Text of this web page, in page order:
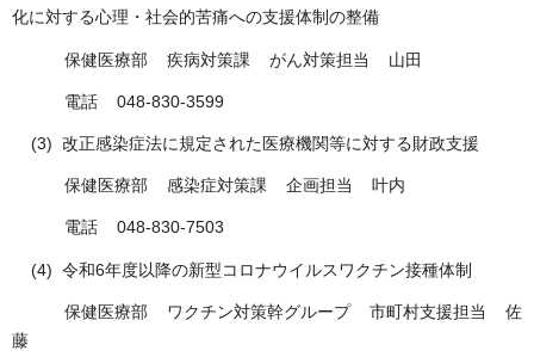
化に対する心理・社会的苦痛への支援体制の整備
保健医療部 疾病対策課 がん対策担当 山田
電話 048-830-3599
(3) 改正感染症法に規定された医療機関等に対する財政支援
保健医療部 感染症対策課 企画担当 叶内
電話 048-830-7503
(4) 令和6年度以降の新型コロナウイルスワクチン接種体制
保健医療部 ワクチン対策幹グループ 市町村支援担当 佐
藤